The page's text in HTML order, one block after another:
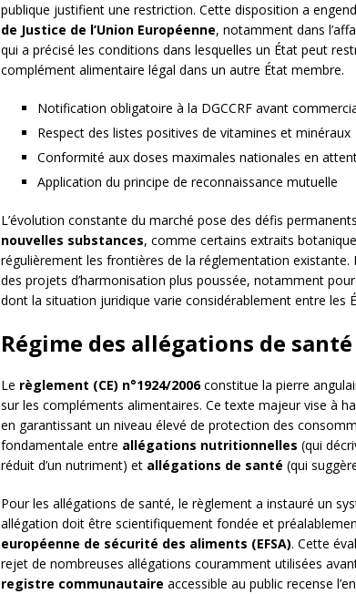
publique justifient une restriction. Cette disposition a
de Justice de l’Union Européenne, notamment dans
qui a précisé les conditions dans lesquelles un État peut
complément alimentaire légal dans un autre État membre.
Notification obligatoire à la DGCCRF avant
Respect des listes positives de vitamines et minéraux
Conformité aux doses maximales nationales en
Application du principe de reconnaissance mutuelle
L’évolution constante du marché pose des défis
nouvelles substances, comme certains extraits
régulièrement les frontières de la réglementation existante.
des projets d’harmonisation plus poussée, notamment
dont la situation juridique varie considérablement entre les
Régime des allégations de
Le règlement (CE) n°1924/2006constitue la pierre
sur les compléments alimentaires. Ce texte majeur vise à
en garantissant un niveau élevé de protection des
fondamentale entre allégations nutritionnelles (qui
réduit d’un nutriment) et allégations de santé (qui
Pour les allégations de santé, le règlement a instauré un
allégation doit être scientifiquement fondée et
européenne de sécurité des aliments (EFSA). Cette
rejet de nombreuses allégations couramment utilisées
registre communautaire accessible au public recense